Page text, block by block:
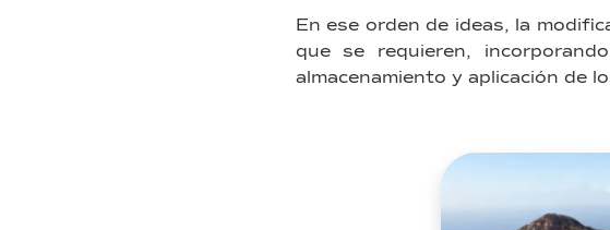
En ese orden de ideas, la
que se requieren,
almacenamiento y aplicación de